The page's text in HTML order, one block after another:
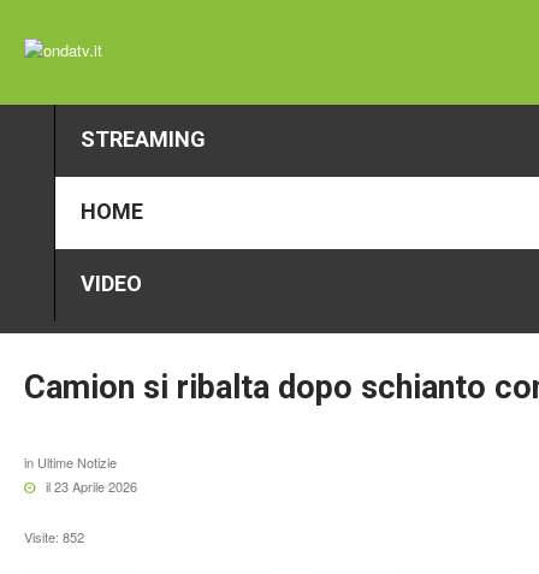
STREAMING
HOME
VIDEO
Camion si ribalta dopo schianto
in Ultime Notizie
il 23 Aprile 2026
Visite: 852